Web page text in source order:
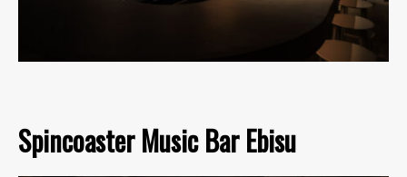
Spincoaster Music Bar Ebisu